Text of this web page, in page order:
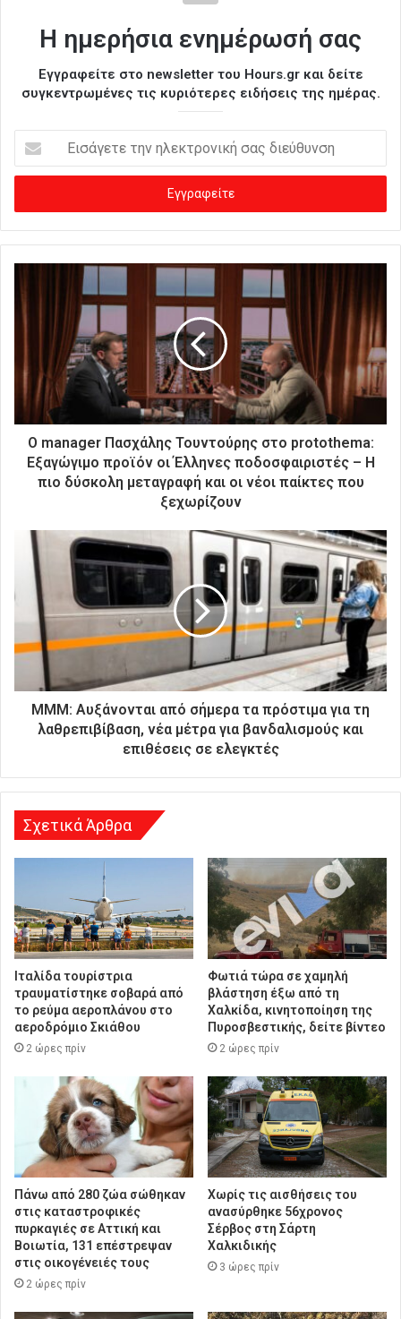
Η ημερήσια ενημέρωσή σας
Εγγραφείτε στο newsletter του Hours.gr και δείτε
συγκεντρωμένες τις κυριότερες ειδήσεις της ημέρας.
σ
γ
ε
τ
ς
ε
Ο manager Πασχάλης Τουντούρης στο protothema:
Εξαγώγιμο προϊόν οι Έλληνες ποδοσφαιριστές – Η
πιο δύσκολη μεταγραφή και οι νέοι παίκτες που
ξεχωρίζουν
ΜΜΜ: Αυξάνονται από σήμερα τα πρόστιμα για τη
λαθρεπιβίβαση, νέα μέτρα για βανδαλισμούς και
επιθέσεις σε ελεγκτές
Σχετικά Άρθρα
Ιταλίδα τουρίστρια
τραυματίστηκε σοβαρά από
το ρεύμα αεροπλάνου στο
αεροδρόμιο Σκιάθου
2 ώρες πρίν
Φωτιά τώρα σε χαμηλή
βλάστηση έξω από τη
Χαλκίδα, κινητοποίηση της
Πυροσβεστικής, δείτε βίντεο
2 ώρες πρίν
Πάνω από 280 ζώα σώθηκαν
στις καταστροφικές
πυρκαγιές σε Αττική και
Βοιωτία, 131 επέστρεψαν
στις οικογένειές τους
2 ώρες πρίν
Χωρίς τις αισθήσεις του
ανασύρθηκε 56χρονος
Σέρβος στη Σάρτη
Χαλκιδικής
3 ώρες πρίν